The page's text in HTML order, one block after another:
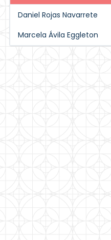
Daniel Rojas Navarrete
Marcela Ávila Eggleton